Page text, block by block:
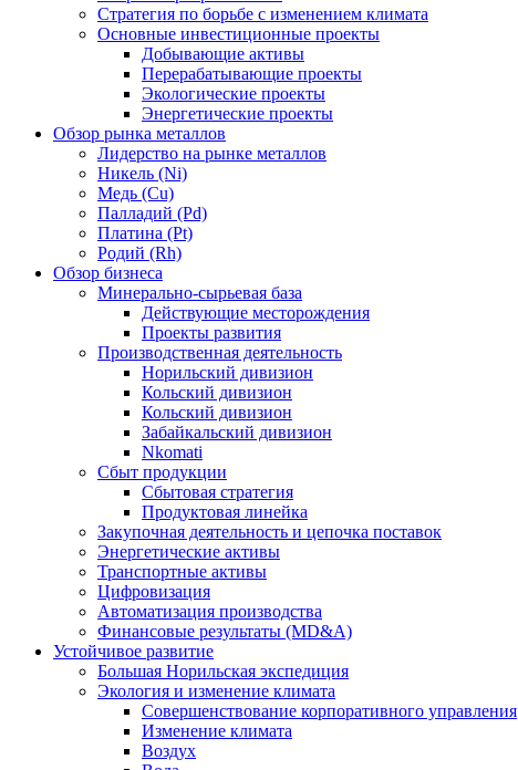
Стратегия по борьбе с изменением климата
Основные инвестиционные проекты
Добывающие активы
Перерабатывающие проекты
Экологические проекты
Энергетические проекты
Обзор рынка металлов
Лидерство на рынке металлов
Никель (Ni)
Медь (Cu)
Палладий (Pd)
Платина (Pt)
Родий (Rh)
Обзор бизнеса
Минерально-сырьевая база
Действующие месторождения
Проекты развития
Производственная деятельность
Норильский дивизион
Кольский дивизион
Кольский дивизион
Забайкальский дивизион
Nkomati
Сбыт продукции
Сбытовая стратегия
Продуктовая линейка
Закупочная деятельность и цепочка поставок
Энергетические активы
Транспортные активы
Цифровизация
Автоматизация производства
Финансовые результаты (MD&A)
Устойчивое развитие
Большая Норильская экспедиция
Экология и изменение климата
Совершенствование корпоративного управления
Изменение климата
Воздух